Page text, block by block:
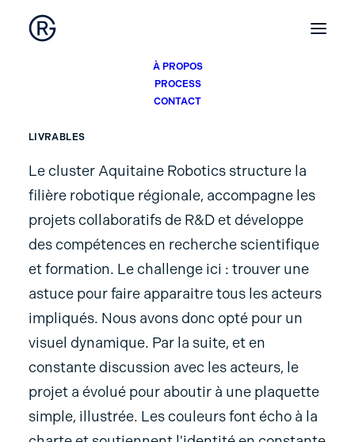
À PROPOS
PROCESS
CONTACT
Aquitaine Robotics
LIVRABLES
Le cluster Aquitaine Robotics structure la
filière robotique régionale, accompagne les
projets collaboratifs de R&D et développe
des compétences en recherche scientifique
et formation. Le challenge ici : trouver une
astuce pour faire apparaitre tous les acteurs
impliqués. Nous avons donc opté pour un
visuel dynamique. Par la suite, et en
constante discussion avec les acteurs, le
projet a évolué pour aboutir à une plaquette
simple, illustrée. Les couleurs font écho à la